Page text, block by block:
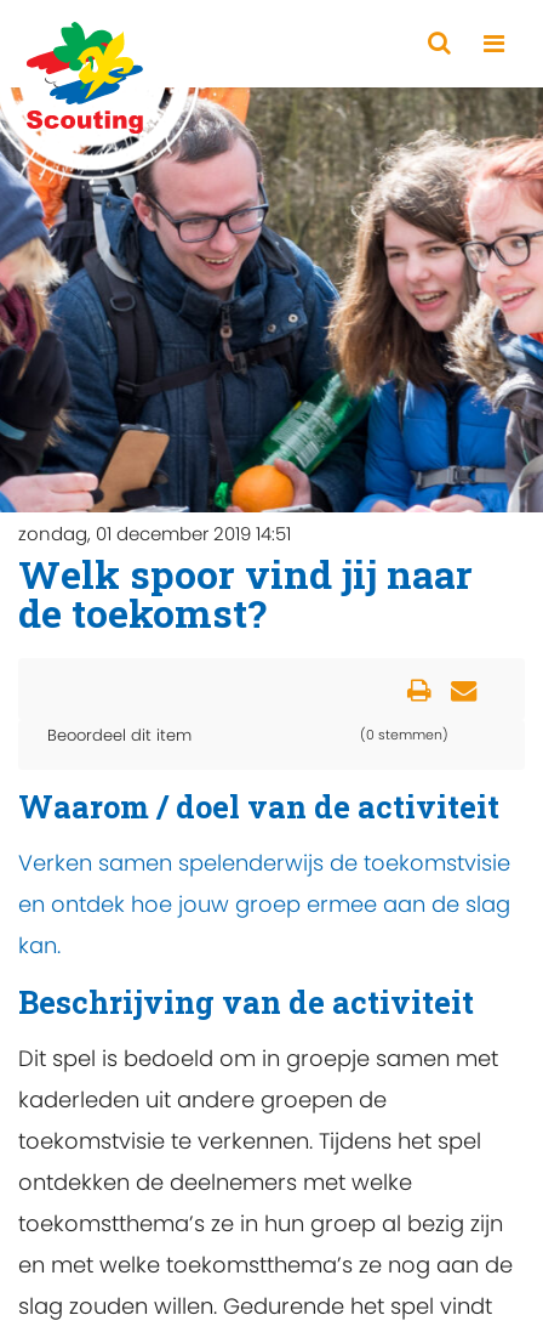
zondag, 01 december 2019 14:51
Welk spoor vind jij naar
de toekomst?
Beoordeel dit item (0 stemmen)
Waarom / doel van de activiteit
Verken samen spelenderwijs de toekomstvisie
en ontdek hoe jouw groep ermee aan de slag
kan.
Beschrijving van de activiteit
Dit spel is bedoeld om in groepje samen met
kaderleden uit andere groepen de
toekomstvisie te verkennen. Tijdens het spel
ontdekken de deelnemers met welke
toekomstthema’s ze in hun groep al bezig zijn
en met welke toekomstthema’s ze nog aan de
slag zouden willen. Gedurende het spel vindt